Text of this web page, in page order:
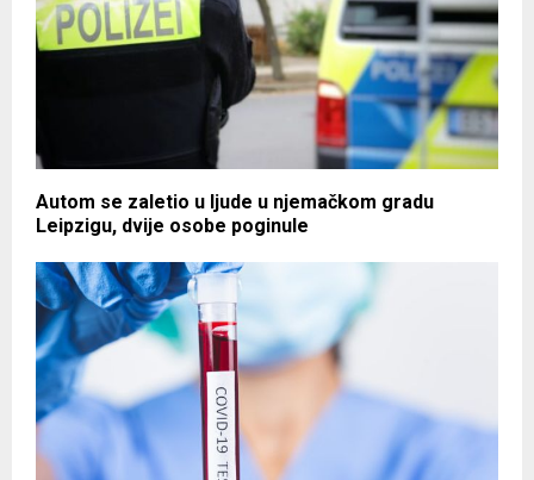
Autom se zaletio u ljude u njemačkom gradu
Leipzigu, dvije osobe poginule